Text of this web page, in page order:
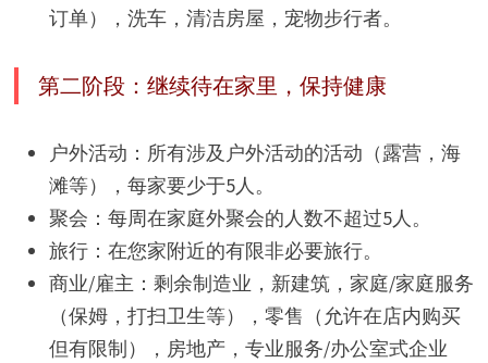
订单），洗车，清洁房屋，宠物步行者。
第二阶段：继续待在家里，保持健康
户外活动：所有涉及户外活动的活动（露营，海
滩等），每家要少于5人。
聚会：每周在家庭外聚会的人数不超过5人。
旅行：在您家附近的有限非必要旅行。
商业/雇主：剩余制造业，新建筑，家庭/家庭服务
（保姆，打扫卫生等），零售（允许在店内购买
但有限制），房地产，专业服务/办公室式企业